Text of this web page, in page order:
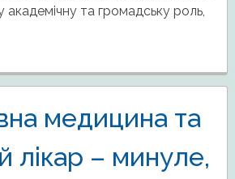
та громадську роль,
медицина та
лікар – минуле,